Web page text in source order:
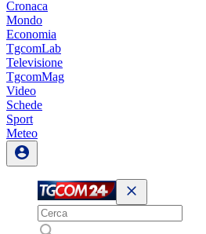
Cronaca
Mondo
Economia
TgcomLab
Televisione
TgcomMag
Video
Schede
Sport
Meteo